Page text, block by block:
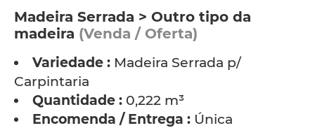
Madeira Serrada > Outro tipo da
madeira (Venda / Oferta)
Variedade : Madeira Serrada p/
Carpintaria
Quantidade : 0,222 m³
Encomenda / Entrega : Única